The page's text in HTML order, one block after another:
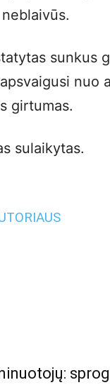
sunkus
nuo
girtumas.
sulaikytas.